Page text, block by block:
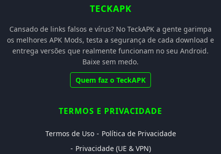
TECKAPK
Cansado de links falsos e vírus? No TeckAPK a gente garimpa
os melhores APK Mods, testa a segurança de cada download e
entrega versões que realmente funcionam no seu Android.
Baixe sem medo.
Quem faz o TeckAPK
TERMOS E PRIVACIDADE
Termos de Uso
Política de Privacidade
Privacidade (UE & VPN)